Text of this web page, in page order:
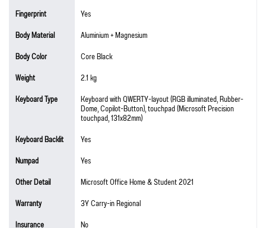
Fingerprint
Yes
Body Material
Aluminium + Magnesium
Body Color
Core Black
Weight
2.1 kg
Keyboard Type
Keyboard with QWERTY-layout (RGB illuminated, Rubber-
Dome, Copilot-Button), touchpad (Microsoft Precision
touchpad, 131x82mm)
Keyboard Backlit
Yes
Numpad
Yes
Other Detail
Microsoft Office Home & Student 2021
Warranty
3Y Carry-in Regional